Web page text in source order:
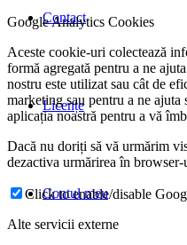
Contact
Licențe
Contul meu
Google Analytics Cookies
Aceste cookie-uri colectează
formă agregată pentru a ne
nostru este utilizat sau cât de
marketing sau pentru a ne
aplicația noastră pentru a vă
Dacă nu doriți să vă urmărim
dezactiva urmărirea în
Click to enable/disable
Alte servicii externe